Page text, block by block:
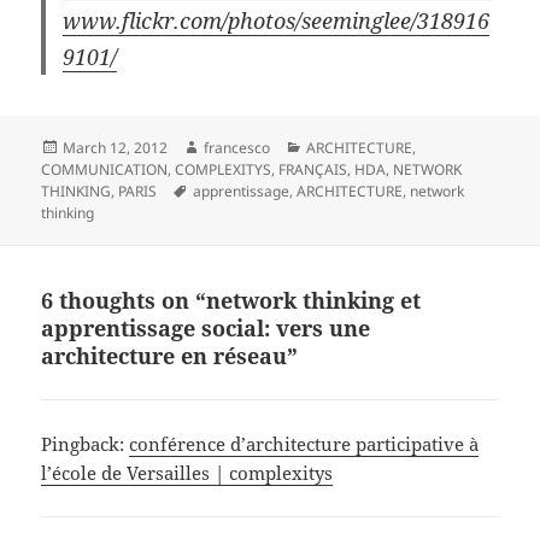
www.flickr.com/photos/seeminglee/318916
9101/
Posted
on
March 12, 2012 Author
francesco Categories
ARCHITECTURE,
COMMUNICATION,COMPLEXITYS, FRANÇAIS, HDA, NETWORK
THINKING, PARIS Tags
apprentissage,ARCHITECTURE, network
thinking
6 thoughts on “network thinking et
apprentissage social: vers une
architecture en réseau”
Pingback:conférence d’architecture participative à
l’école de Versailles | complexitys